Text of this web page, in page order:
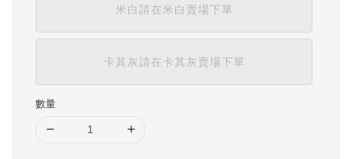
米白請在米白賣場下單
卡其灰請在卡其灰賣場下單
數量